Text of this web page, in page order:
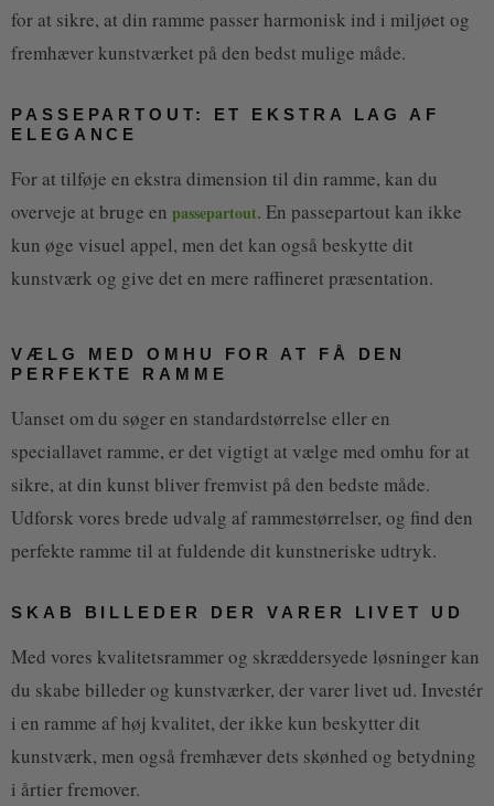
for at sikre, at din ramme passer harmonisk ind i miljøet og
fremhæver kunstværket på den bedst mulige måde.
PASSEPARTOUT: ET EKSTRA LAG AF
ELEGANCE
For at tilføje en ekstra dimension til din ramme, kan du
overveje at bruge en passepartout. En passepartout kan ikke
kun øge visuel appel, men det kan også beskytte dit
kunstværk og give det en mere raffineret præsentation.
VÆLG MED OMHU FOR AT FÅ DEN
PERFEKTE RAMME
Uanset om du søger en standardstørrelse eller en
speciallavet ramme, er det vigtigt at vælge med omhu for at
sikre, at din kunst bliver fremvist på den bedste måde.
Udforsk vores brede udvalg af rammestørrelser, og find den
perfekte ramme til at fuldende dit kunstneriske udtryk.
SKAB BILLEDER DER VARER LIVET UD
Med vores kvalitetsrammer og skræddersyede løsninger kan
du skabe billeder og kunstværker, der varer livet ud. Investér
i en ramme af høj kvalitet, der ikke kun beskytter dit
kunstværk, men også fremhæver dets skønhed og betydning
i årtier fremover.